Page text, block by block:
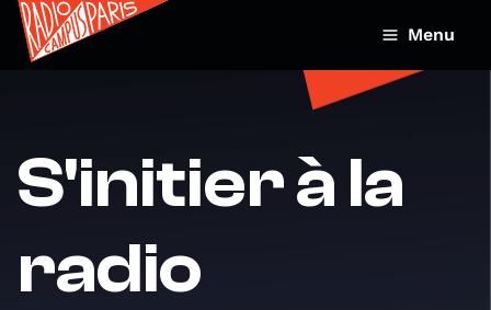
Menu
S'initier à la
radio